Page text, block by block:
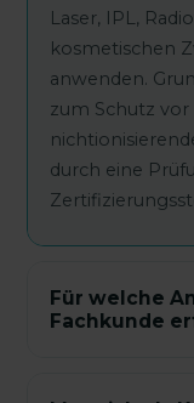
Laser, IPL,
kosmetischen
anwenden.
zum Schutz
durch eine
Für welche
Fachkunde